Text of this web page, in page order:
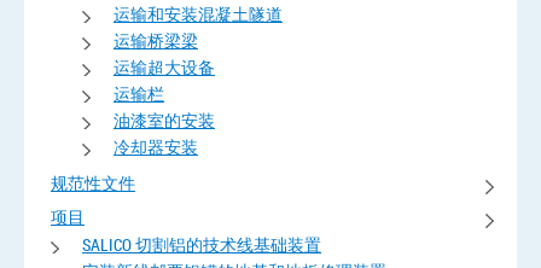
运输和安装混凝土隧道
运输桥梁梁
运输超大设备
运输栏
油漆室的安装
冷却器安装
规范性文件
项目
SALICO 切割铝的技术线基础装置